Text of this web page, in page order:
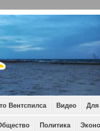
Вентспилса Видео Для
Политика